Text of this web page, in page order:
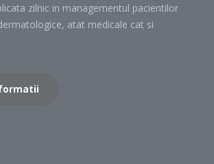
zilnic in managementul pacientilor
atat medicale cat si